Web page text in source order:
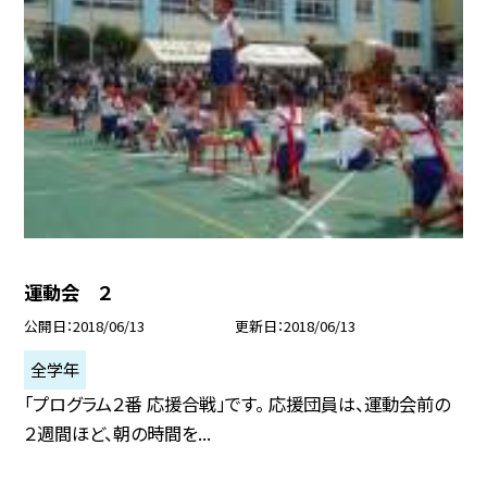
運動会 ２
公開日 2018/06/13 更新日 2018/06/13
全学年
「プログラム２番 応援合戦」です。 応援団員は、運動会前の
２週間ほど、朝の時間を...